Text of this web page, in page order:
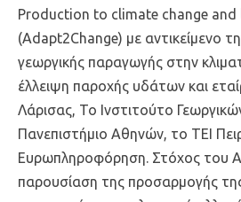
Production to climate change and
(Adapt2Change) με αντικείμενο
γεωργικής παραγωγής στην
έλλειψη παροχής υδάτων και
Λάρισας, Το Ινστιτούτο
Πανεπιστήμιο Αθηνών, το ΤΕΙ
Ευρωπληροφόρηση. Στόχος του
παρουσίαση της προσαρμογής